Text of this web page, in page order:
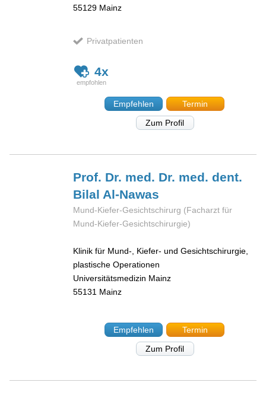
55129 Mainz
Privatpatienten
4x
Empfehlen
Termin
Zum Profil
Prof. Dr. med. Dr. med. dent.
Bilal Al-Nawas
Mund-Kiefer-Gesichtschirurg (Facharzt für
Mund-Kiefer-Gesichtschirurgie)
Klinik für Mund-, Kiefer- und Gesichtschirurgie,
plastische Operationen
Universitätsmedizin Mainz
55131 Mainz
Empfehlen
Termin
Zum Profil